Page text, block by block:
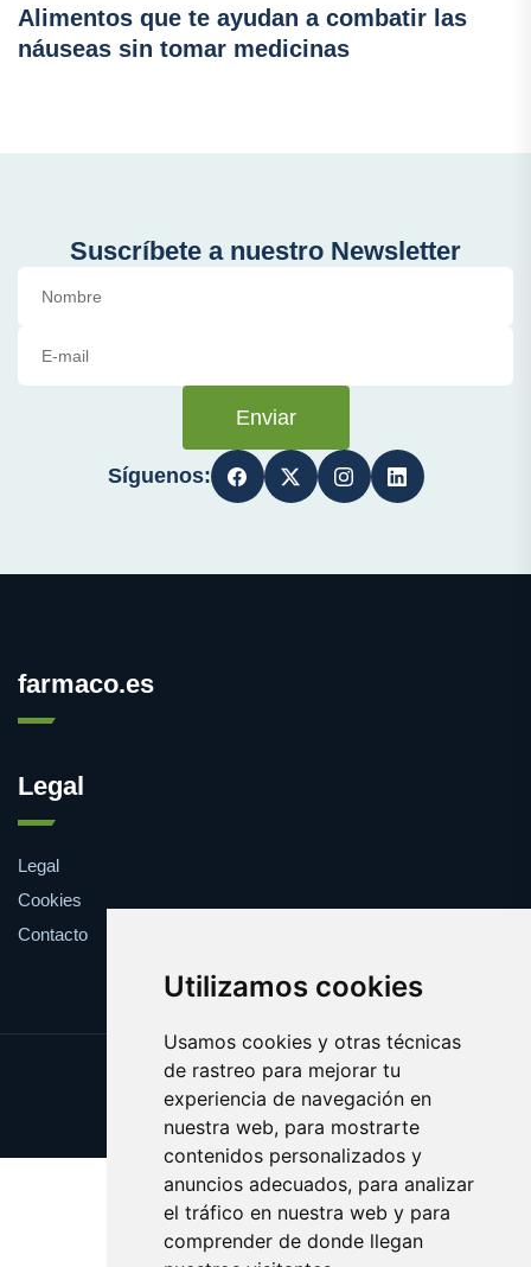
Utilizamos cookies
Usamos cookies y otras técnicas
de rastreo para mejorar tu
experiencia de navegación en
nuestra web, para mostrarte
contenidos personalizados y
anuncios adecuados, para analizar
el tráfico en nuestra web y para
comprender de donde llegan
Alimentos que te ayudan a combatir las
náuseas sin tomar medicinas
Suscríbete a nuestro Newsletter
Enviar
Síguenos:
farmaco.es
Legal
Legal
Cookies
Contacto
Update cookies preferences
Copyright © 2025 farmaco.es